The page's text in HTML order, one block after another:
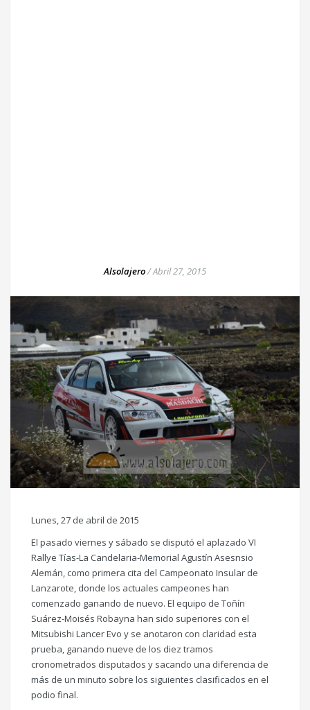
Alsolajero/Abril 27, 2015
Lunes, 27 de abril de 2015
El pasado viernes y sábado se disputó el aplazado VI
Rallye Tías-La Candelaria-Memorial Agustín Asesnsio
Alemán, como primera cita del Campeonato Insular de
Lanzarote, donde los actuales campeones han
comenzado ganando de nuevo. El equipo de Toñín
Suárez-Moisés Robayna han sido superiores con el
Mitsubishi Lancer Evo y se anotaron con claridad esta
prueba, ganando nueve de los diez tramos
cronometrados disputados y sacando una diferencia de
más de un minuto sobre los siguientes clasificados en el
podio final.